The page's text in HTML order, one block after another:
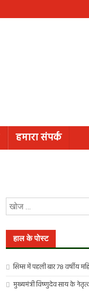
हमारा संपर्क
हाल के पोस्ट
सिम्स में पहली बार 78 वर्षीय
मुख्यमंत्री विष्णुदेव साय के